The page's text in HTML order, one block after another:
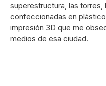
superestructura, las torres,
confeccionadas en
impresión 3D que me
medios de esa ciudad.